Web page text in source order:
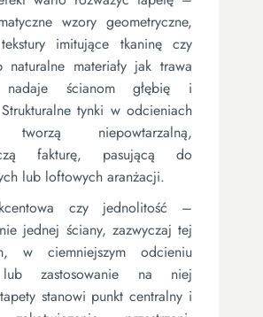
wzory geometryczne,
imitujące tkaninę czy
materiały jak trawa
nadaje ścianom głębię i
tynki w odcieniach
tworzą niepowtarzalną,
fakturę, pasującą do
lub loftowych aranżacji.
czy jednolitość –
jednej ściany, zazwyczaj tej
w ciemniejszym odcieniu
zastosowanie na niej
stanowi punkt centralny i